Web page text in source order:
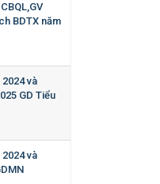
BDTX năm
và
GD Tiểu
và